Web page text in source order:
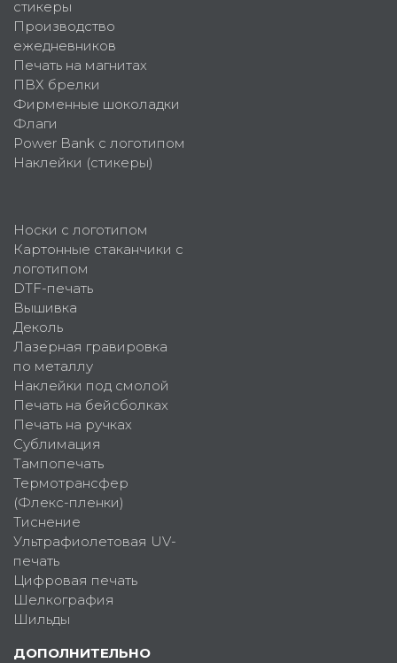
стикеры
Производство
ежедневников
Печать на магнитах
ПВХ брелки
Фирменные шоколадки
Флаги
Power Bank с логотипом
Наклейки (стикеры)
Носки с логотипом
Картонные стаканчики с
логотипом
DTF-печать
Вышивка
Деколь
Лазерная гравировка
по металлу
Наклейки под смолой
Печать на бейсболках
Печать на ручках
Сублимация
Тампопечать
Термотрансфер
(Флекс-пленки)
Тиснение
Ультрафиолетовая UV-
печать
Цифровая печать
Шелкография
Шильды
ДОПОЛНИТЕЛЬНО